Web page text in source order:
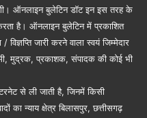
ऑनलाइन बुलेटिन डॉट इन इस तरह के
करता है। ऑनलाइन बुलेटिन में प्रकाशित
जारी करने वाला स्वयं जिम्मेदार
मुद्रक, प्रकाशक, संपादक की कोई भी
से ली जाती है, जिनमें किसी
का न्याय क्षेत्र बिलासपुर, छत्तीसगढ़